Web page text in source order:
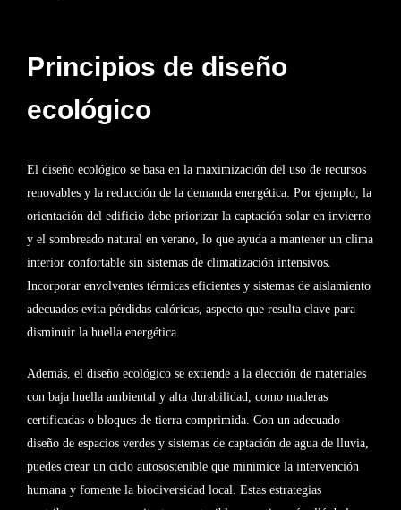
Principios de diseño
ecológico
El diseño ecológico se basa en la maximización del uso de recursos
renovables y la reducción de la demanda energética. Por ejemplo, la
orientación del edificio debe priorizar la captación solar en invierno
y el sombreado natural en verano, lo que ayuda a mantener un clima
interior confortable sin sistemas de climatización intensivos.
Incorporar envolventes térmicas eficientes y sistemas de aislamiento
adecuados evita pérdidas calóricas, aspecto que resulta clave para
disminuir la huella energética.
Además, el diseño ecológico se extiende a la elección de materiales
con baja huella ambiental y alta durabilidad, como maderas
certificadas o bloques de tierra comprimida. Con un adecuado
diseño de espacios verdes y sistemas de captación de agua de lluvia,
puedes crear un ciclo autosostenible que minimice la intervención
humana y fomente la biodiversidad local. Estas estrategias